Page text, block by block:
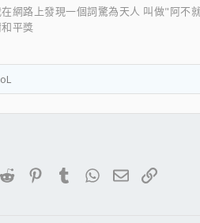
網路上發現一個詞驚為天人 叫做"阿不
平獎
RedditPinterestTumblrWhatsApp
電子郵件
連結